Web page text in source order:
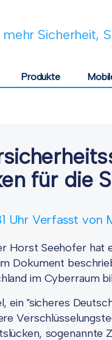
mehr Sicherheit,
Produkte
für die
Uhr Verfasst
Horst Seehofer hat
Dokument
im Cyberraum
ein "sicheres